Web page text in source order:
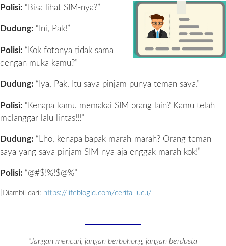
Polisi: “Bisa lihat SIM-nya?”
Dudung: “Ini, Pak!”
Polisi: “Kok fotonya tidak sama
dengan muka kamu?”
Dudung: “Iya, Pak. Itu saya pinjam punya teman saya.”
Polisi: “Kenapa kamu memakai SIM orang lain? Kamu telah
melanggar lalu lintas!!!”
Dudung: “Lho, kenapa bapak marah-marah? Orang teman
saya yang saya pinjam SIM-nya aja enggak marah kok!”
Polisi: “@#$!%!$@%”
[Diambil dari: https://lifeblogid.com/cerita-lucu/
“Jangan mencuri, jangan berbohong, jangan berdusta